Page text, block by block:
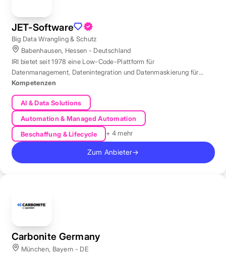
JET-Software
Big Data Wrangling & Schutz
Babenhausen, Hessen - Deutschland
IRI bietet seit 1978 eine Low-Code-Plattform für
Datenmanagement, Datenintegration und Datenmaskierung für
produktive Datenbestände weltweit.
Kompetenzen
AI & Data Solutions
Automation & Managed Automation
Beschaffung & Lifecycle
+ 4 mehr
Zum Anbieter→
Carbonite Germany
München, Bayern - DE